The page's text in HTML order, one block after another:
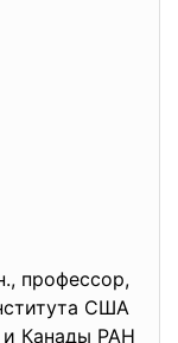
профессор,
США
и Канады РАН